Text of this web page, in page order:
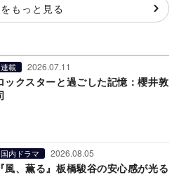
もっと見る
連載 2026.07.11
ックスターと過ごした記憶：櫻井敦
国内ドラマ 2026.08.05
『風、薫る』板橋駿谷の安心感が光る